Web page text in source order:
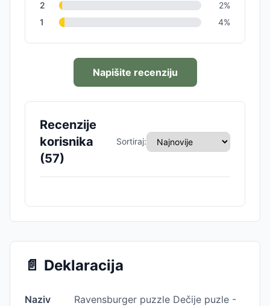
2
2%
1
4%
Napišite recenziju
Recenzije
korisnika
(57)
Sortiraj:
📄 Deklaracija
Naziv
Ravensburger puzzle Dečije puzle -